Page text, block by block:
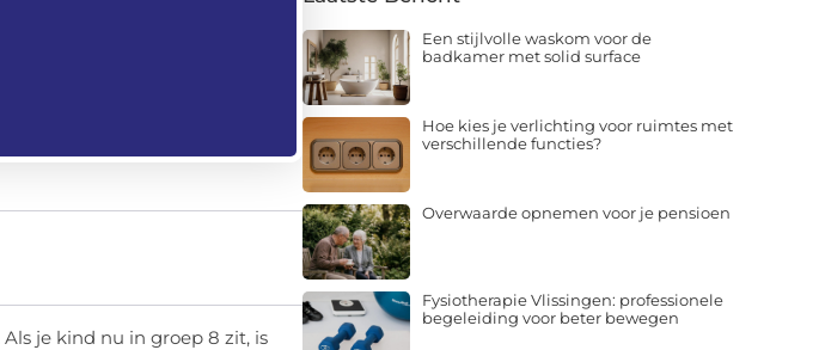
je kind nu in groep 8 zit, is
Een stijlvolle waskom voor de
badkamer met solid surface
Hoe kies je verlichting voor ruimtes met
verschillende functies?
Overwaarde opnemen voor je pensioen
Fysiotherapie Vlissingen: professionele
begeleiding voor beter bewegen